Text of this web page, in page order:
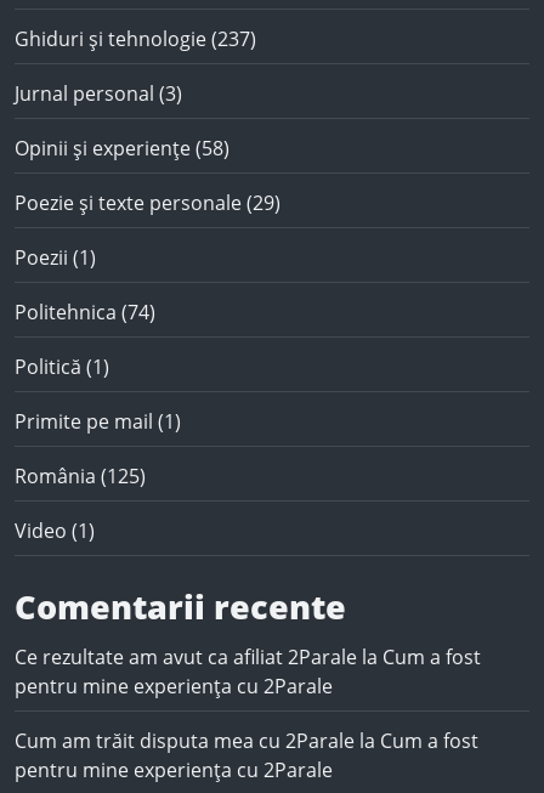
Ghiduri și tehnologie(237)
Jurnal personal (3)
Opinii și experiențe(58)
Poezie și texte personale(29)
Poezii (1)
Politehnica (74)
Politică (1)
Primite pe mail (1)
România (125)
Video (1)
Comentarii recente
Ce rezultate am avut ca afiliat 2Parale la Cum a fost
pentru mine experiența cu 2Parale
Cum am trăit disputa mea cu 2Parale la Cum a fost
pentru mine experiența cu 2Parale